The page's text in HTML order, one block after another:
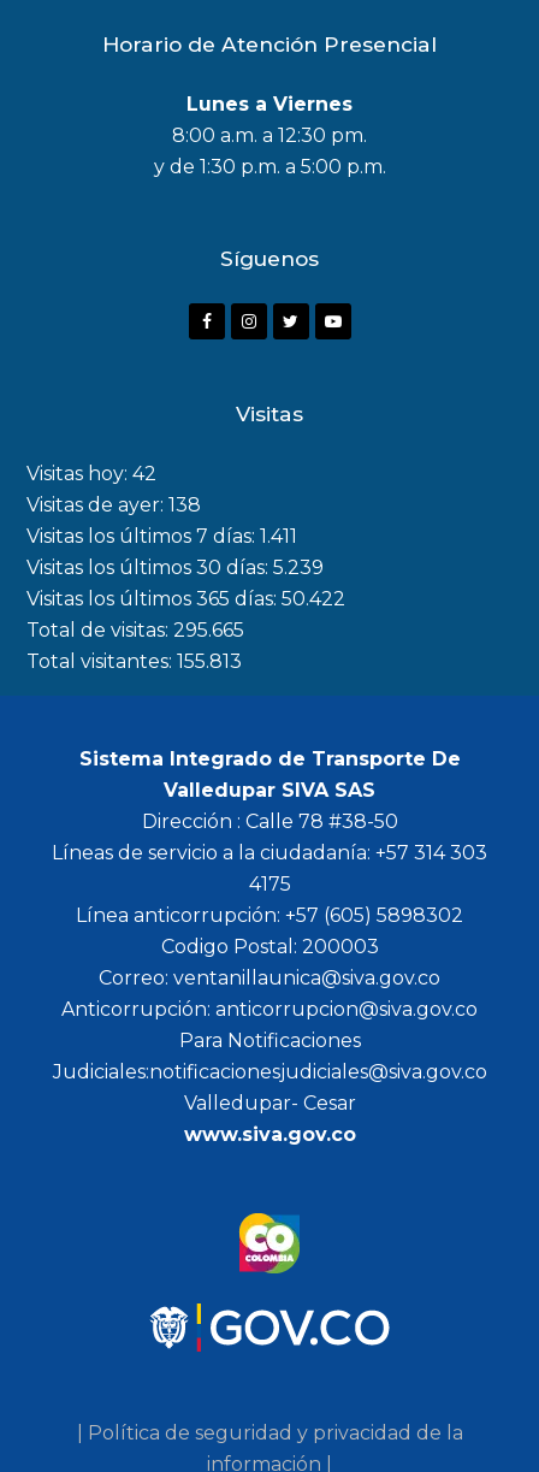
Horario de Atención Presencial
Lunes a Viernes
8:00 a.m. a 12:30 pm.
y de 1:30 p.m. a 5:00 p.m.
Síguenos
F
o
k
I
a
m
Y
Visitas
Visitas hoy:42
Visitas de ayer:138
Visitas los últimos 7 días:1.411
Visitas los últimos 30 días:5.239
Visitas los últimos 365 días:50.422
Total de visitas:295.665
Total visitantes:155.813
Sistema Integrado de Transporte De
Valledupar SIVA SAS
Dirección : Calle 78 #38-50
Líneas de servicio a la ciudadanía: +57 314 303
4175
Línea anticorrupción: +57 (605) 5898302
Codigo Postal: 200003
Correo: ventanillaunica@siva.gov.co
Anticorrupción: anticorrupcion@siva.gov.co
Para Notificaciones
Judiciales:notificacionesjudiciales@siva.gov.co
Valledupar- Cesar
www.siva.gov.co
| Política de seguridad y privacidad de la
información |